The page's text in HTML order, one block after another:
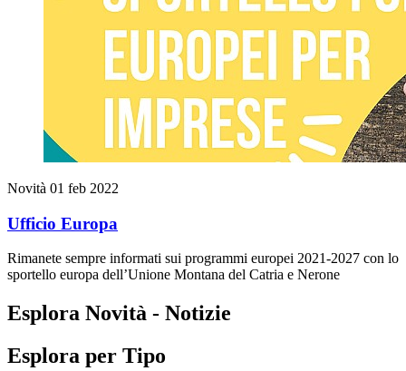
Novità 01 feb 2022
Ufficio Europa
Rimanete sempre informati sui programmi europei 2021-2027 con lo
sportello europa dell’Unione Montana del Catria e Nerone
Esplora Novità - Notizie
Esplora per Tipo